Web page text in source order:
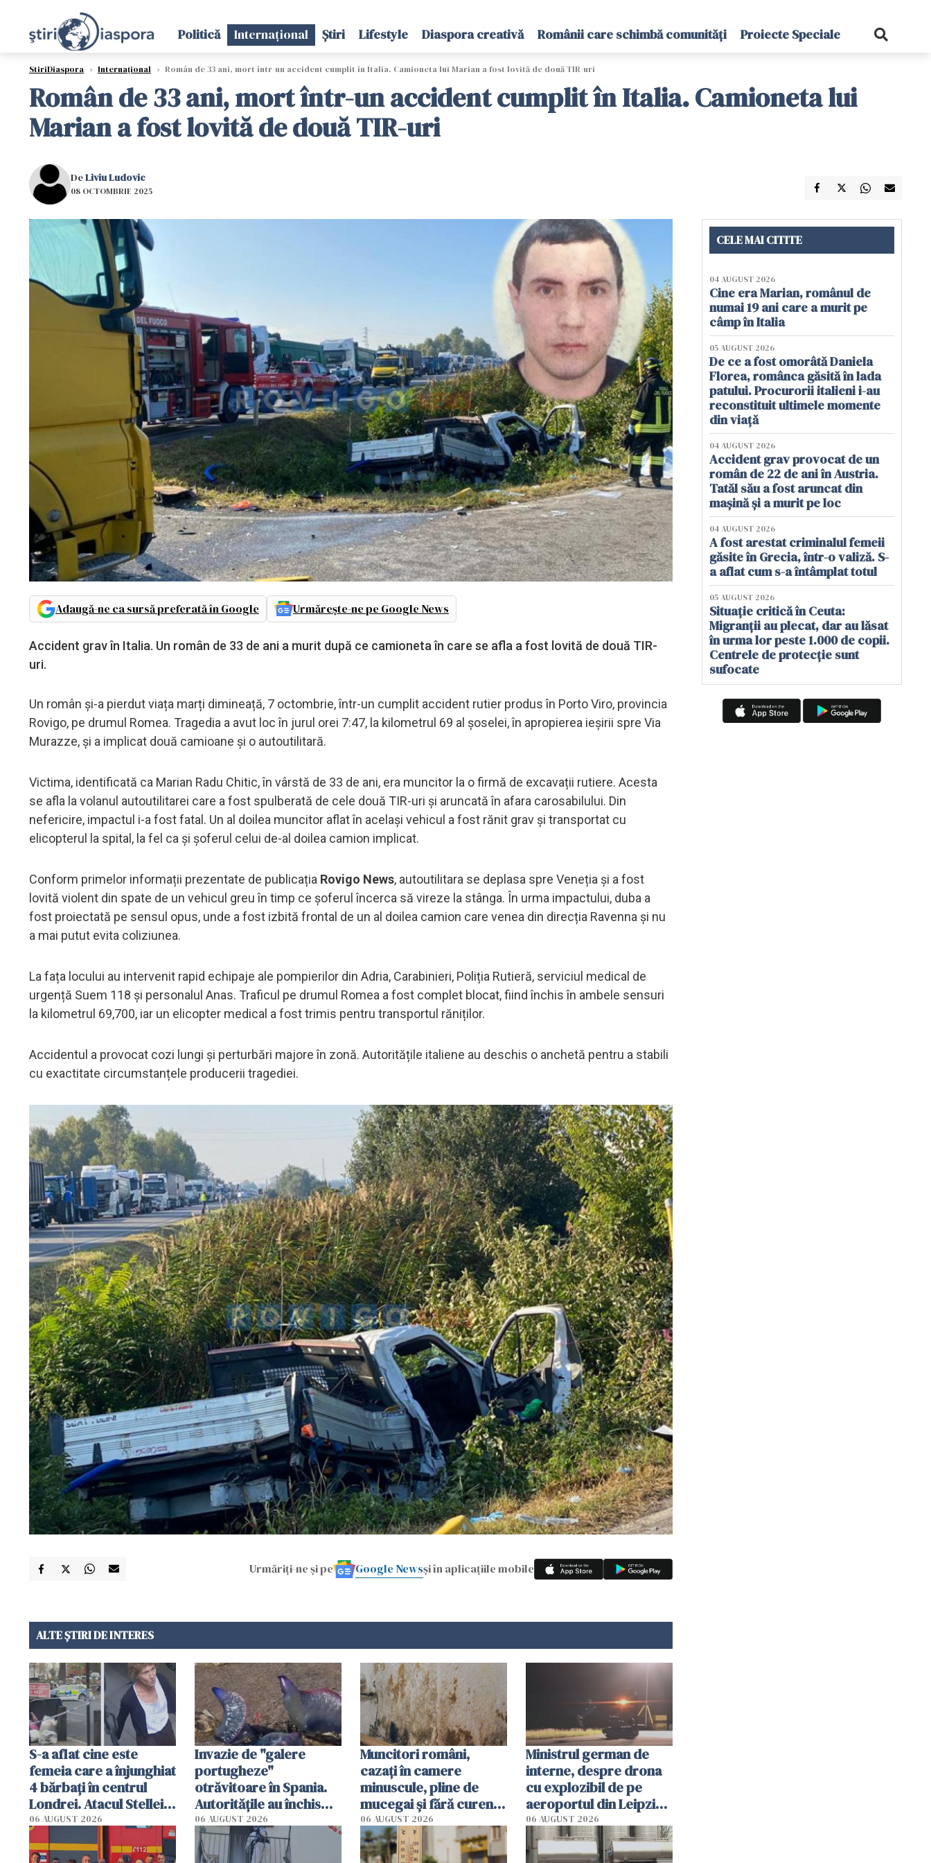
Politică Internațional Știri Lifestyle Diaspora creativă Românii care schimbă comunități Proiecte Speciale
StiriDiaspora › Internațional › Român de 33 ani, mort într-un accident cumplit în Italia. Camioneta lui Marian a fost lovită de două TIR-uri
Român de 33 ani, mort într-un accident cumplit în Italia. Camioneta lui
Marian a fost lovită de două TIR-uri
DeLiviu Ludovic
08 OCTOMBRIE 2025
Adaugă-ne ca sursă preferată în Google Urmărește-ne pe Google News
Accident grav în Italia. Un român de 33 de ani a murit după ce camioneta în care se afla a fost lovită de două TIR-
uri.
Un român și-a pierdut viața marți dimineață, 7 octombrie, într-un cumplit accident rutier produs în Porto Viro, provincia
Rovigo, pe drumul Romea. Tragedia a avut loc în jurul orei 7:47, la kilometrul 69 al șoselei, în apropierea ieșirii spre Via
Murazze, și a implicat două camioane și o autoutilitară.
Victima, identificată ca Marian Radu Chitic, în vârstă de 33 de ani, era muncitor la o firmă de excavații rutiere. Acesta
se afla la volanul autoutilitarei care a fost spulberată de cele două TIR-uri și aruncată în afara carosabilului. Din
nefericire, impactul i-a fost fatal. Un al doilea muncitor aflat în același vehicul a fost rănit grav și transportat cu
elicopterul la spital, la fel ca și șoferul celui de-al doilea camion implicat.
Conform primelor informații prezentate de publicația Rovigo News, autoutilitara se deplasa spre Veneția și a fost
lovită violent din spate de un vehicul greu în timp ce șoferul încerca să vireze la stânga. În urma impactului, duba a
fost proiectată pe sensul opus, unde a fost izbită frontal de un al doilea camion care venea din direcția Ravenna și nu
a mai putut evita coliziunea.
La fața locului au intervenit rapid echipaje ale pompierilor din Adria, Carabinieri, Poliția Rutieră, serviciul medical de
urgență Suem 118 și personalul Anas. Traficul pe drumul Romea a fost complet blocat, fiind închis în ambele sensuri
la kilometrul 69,700, iar un elicopter medical a fost trimis pentru transportul răniților.
Accidentul a provocat cozi lungi și perturbări majore în zonă. Autoritățile italiene au deschis o anchetă pentru a stabili
cu exactitate circumstanțele producerii tragediei.
Urmăriți-ne și pe Google Newsși în aplicațiile mobile
ALTE ȘTIRI DE INTERES
S-a aflat cine este
femeia care a înjunghiat
4 bărbați în centrul
Londrei. Atacul Stellei,
de 44 de ani, explicat
de anchetatori
06 AUGUST 2026
Invazie de "galere
portugheze"
otrăvitoare în Spania.
Autoritățile au închis
mai multe plaje din San
Sebastian
06 AUGUST 2026
Muncitori români,
cazați în camere
minuscule, pline de
mucegai și fără curent.
Inspectorii primăriei
din Germania i-au
evacuat pe loc
06 AUGUST 2026
Ministrul german de
interne, despre drona
cu explozibil de pe
aeroportul din Leipzig:
Un "scenariu de atac
hibrid"
06 AUGUST 2026
CELE MAI CITITE
04 AUGUST 2026
Cine era Marian, românul de
numai 19 ani care a murit pe
câmp în Italia
05 AUGUST 2026
De ce a fost omorâtă Daniela
Florea, românca găsită în lada
patului. Procurorii italieni i-au
reconstituit ultimele momente
din viață
04 AUGUST 2026
Accident grav provocat de un
român de 22 de ani în Austria.
Tatăl său a fost aruncat din
mașină și a murit pe loc
04 AUGUST 2026
A fost arestat criminalul femeii
găsite în Grecia, într-o valiză. S-
a aflat cum s-a întâmplat totul
05 AUGUST 2026
Situație critică în Ceuta:
Migranții au plecat, dar au lăsat
în urma lor peste 1.000 de copii.
Centrele de protecție sunt
sufocate